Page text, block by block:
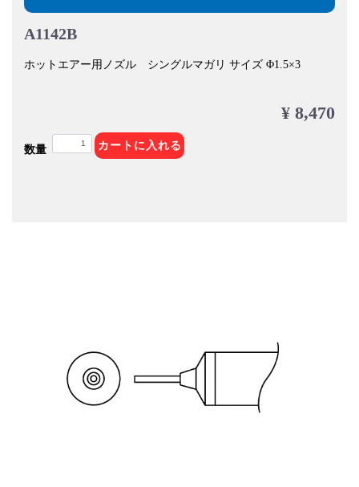
A1142B
ホットエアー用ノズル シングルマガリ サイズ Φ1.5×3
¥ 8,470
数量 カートに入れる